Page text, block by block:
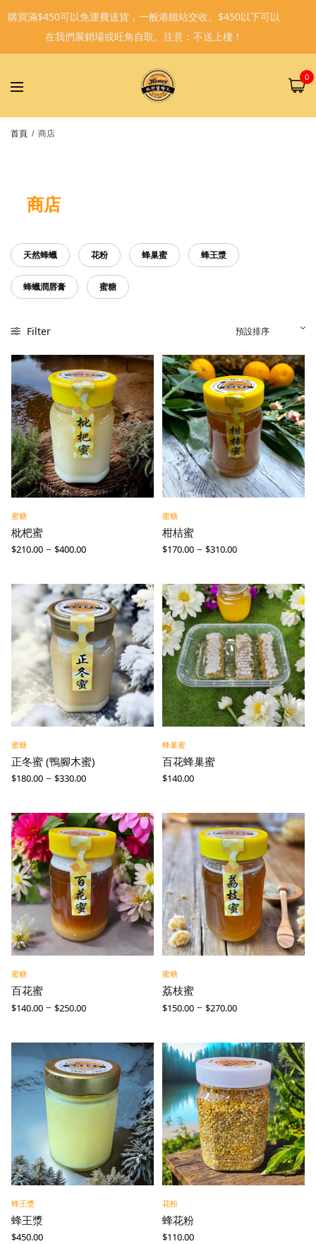
0
首頁 / 商店
商店
天然蜂蠟 花粉 蜂巢蜜 蜂王漿
蜂蠟潤唇膏 蜜糖
Filter
蜜糖
枇杷蜜
$210.00 – $400.00
蜜糖
柑桔蜜
$170.00 – $310.00
蜜糖
正冬蜜 (鴨腳木蜜)
$180.00 – $330.00
蜂巢蜜
百花蜂巢蜜
$140.00
蜜糖
百花蜜
$140.00 – $250.00
蜜糖
荔枝蜜
$150.00 – $270.00
蜂王漿
蜂王漿
$450.00
花粉
蜂花粉
$110.00
購買滿$450可以免運費送貨，一般港鐵站交收。$450以下可以
在我們展銷場或旺角自取。注意：不送上樓！